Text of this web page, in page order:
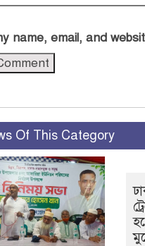
name, email, and
Of This Category